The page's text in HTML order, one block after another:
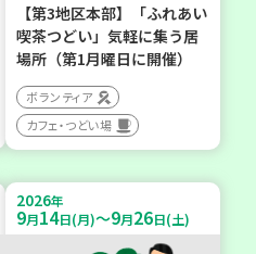
【第3地区本部】「ふれあい
喫茶つどい」気軽に集う居
場所（第1月曜日に開催）
ボランティア
カフェ・つどい場
2026年
9月14日(月)～9月26日(土)